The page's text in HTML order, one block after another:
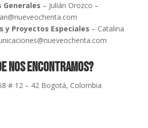
Generales – Julián Orozco –
y Proyectos Especiales – Catalina
nos Encontramos?
# 12 – 42 Bogotá, Colombia